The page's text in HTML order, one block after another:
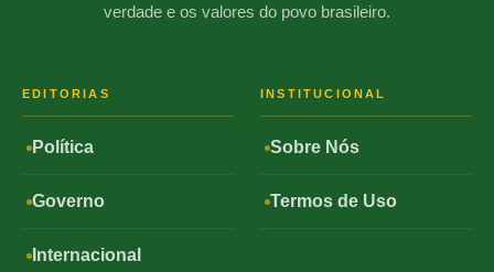
verdade e os valores do povo brasileiro.
EDITORIAS
Política
Governo
Internacional
INSTITUCIONAL
Sobre Nós
Termos de Uso